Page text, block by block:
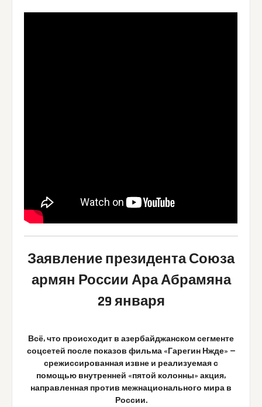
Заявление президента Союза
армян России Ара Абрамяна
29 января
Всё, что происходит в азербайджанском сегменте
соцсетей после показов фильма «Гарегин Нжде» —
срежиссированная извне и реализуемая с
помощью внутренней «пятой колонны» акция,
направленная против межнационального мира в
России.